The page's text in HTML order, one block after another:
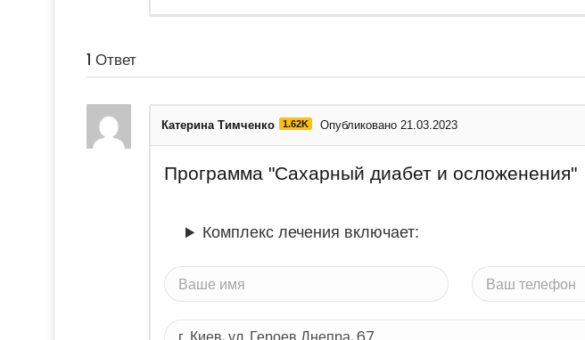
1 Ответ
Катерина Тимченко 1.62K Опубликовано 21.03.2023
Программа "Сахарный диабет и осложенения"
Комплекс лечения включает: